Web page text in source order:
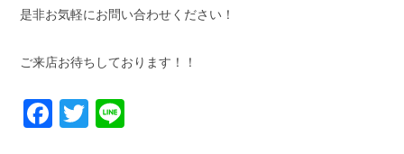
是非お気軽にお問い合わせください！
ご来店お待ちしております！！
Facebook
Twitter